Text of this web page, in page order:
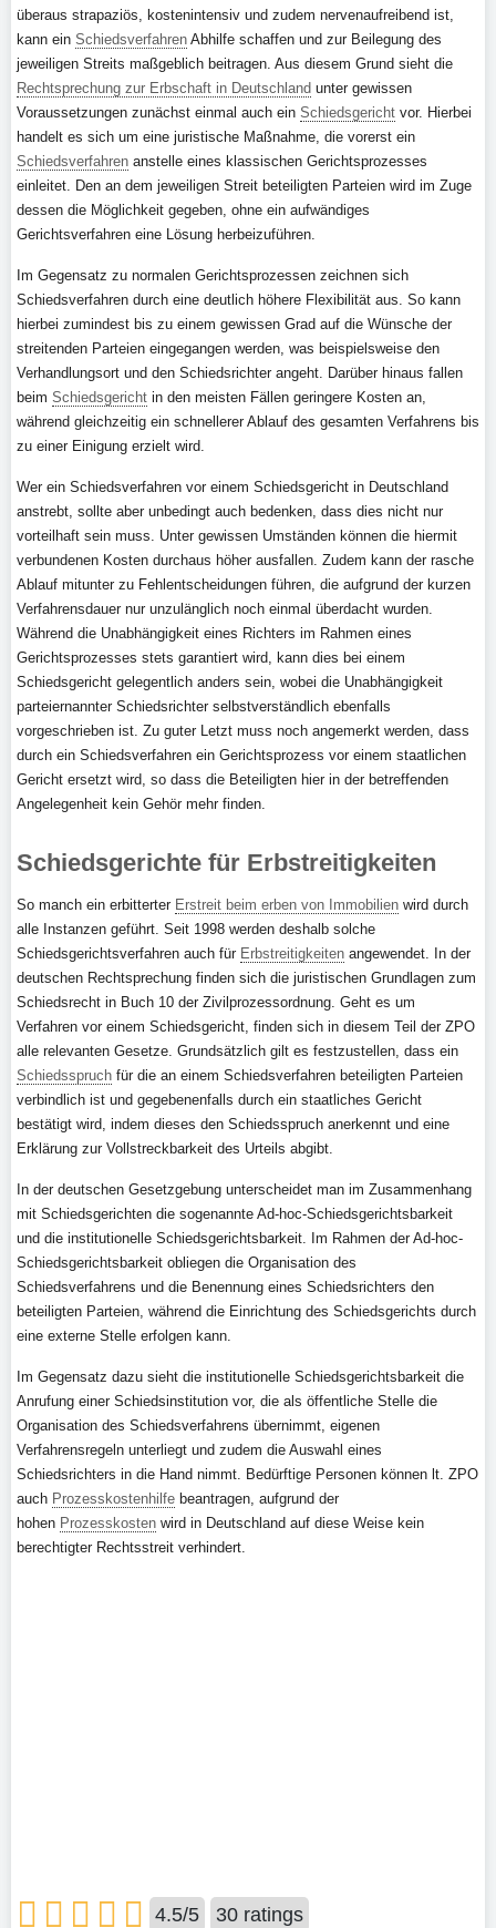
überaus strapaziös, kostenintensiv und zudem nervenaufreibend ist,
kann ein Schiedsverfahren Abhilfe schaffen und zur Beilegung des
jeweiligen Streits maßgeblich beitragen. Aus diesem Grund sieht die
Rechtsprechung zur Erbschaft in Deutschland unter gewissen
Voraussetzungen zunächst einmal auch ein Schiedsgericht vor. Hierbei
handelt es sich um eine juristische Maßnahme, die vorerst ein
Schiedsverfahren anstelle eines klassischen Gerichtsprozesses
einleitet. Den an dem jeweiligen Streit beteiligten Parteien wird im Zuge
dessen die Möglichkeit gegeben, ohne ein aufwändiges
Gerichtsverfahren eine Lösung herbeizuführen.
Im Gegensatz zu normalen Gerichtsprozessen zeichnen sich
Schiedsverfahren durch eine deutlich höhere Flexibilität aus. So kann
hierbei zumindest bis zu einem gewissen Grad auf die Wünsche der
streitenden Parteien eingegangen werden, was beispielsweise den
Verhandlungsort und den Schiedsrichter angeht. Darüber hinaus fallen
beim Schiedsgericht in den meisten Fällen geringere Kosten an,
während gleichzeitig ein schnellerer Ablauf des gesamten Verfahrens bis
zu einer Einigung erzielt wird.
Wer ein Schiedsverfahren vor einem Schiedsgericht in Deutschland
anstrebt, sollte aber unbedingt auch bedenken, dass dies nicht nur
vorteilhaft sein muss. Unter gewissen Umständen können die hiermit
verbundenen Kosten durchaus höher ausfallen. Zudem kann der rasche
Ablauf mitunter zu Fehlentscheidungen führen, die aufgrund der kurzen
Verfahrensdauer nur unzulänglich noch einmal überdacht wurden.
Während die Unabhängigkeit eines Richters im Rahmen eines
Gerichtsprozesses stets garantiert wird, kann dies bei einem
Schiedsgericht gelegentlich anders sein, wobei die Unabhängigkeit
parteiernannter Schiedsrichter selbstverständlich ebenfalls
vorgeschrieben ist. Zu guter Letzt muss noch angemerkt werden, dass
durch ein Schiedsverfahren ein Gerichtsprozess vor einem staatlichen
Gericht ersetzt wird, so dass die Beteiligten hier in der betreffenden
Angelegenheit kein Gehör mehr finden.
Schiedsgerichte für Erbstreitigkeiten
So manch ein erbitterter Erstreit beim erben von Immobilien wird durch
alle Instanzen geführt. Seit 1998 werden deshalb solche
Schiedsgerichtsverfahren auch für Erbstreitigkeiten angewendet. In der
deutschen Rechtsprechung finden sich die juristischen Grundlagen zum
Schiedsrecht in Buch 10 der Zivilprozessordnung. Geht es um
Verfahren vor einem Schiedsgericht, finden sich in diesem Teil der ZPO
alle relevanten Gesetze. Grundsätzlich gilt es festzustellen, dass ein
Schiedsspruch für die an einem Schiedsverfahren beteiligten Parteien
verbindlich ist und gegebenenfalls durch ein staatliches Gericht
bestätigt wird, indem dieses den Schiedsspruch anerkennt und eine
Erklärung zur Vollstreckbarkeit des Urteils abgibt.
In der deutschen Gesetzgebung unterscheidet man im Zusammenhang
mit Schiedsgerichten die sogenannte Ad-hoc-Schiedsgerichtsbarkeit
und die institutionelle Schiedsgerichtsbarkeit. Im Rahmen der Ad-hoc-
Schiedsgerichtsbarkeit obliegen die Organisation des
Schiedsverfahrens und die Benennung eines Schiedsrichters den
beteiligten Parteien, während die Einrichtung des Schiedsgerichts durch
eine externe Stelle erfolgen kann.
Im Gegensatz dazu sieht die institutionelle Schiedsgerichtsbarkeit die
Anrufung einer Schiedsinstitution vor, die als öffentliche Stelle die
Organisation des Schiedsverfahrens übernimmt, eigenen
Verfahrensregeln unterliegt und zudem die Auswahl eines
Schiedsrichters in die Hand nimmt. Bedürftige Personen können lt. ZPO
auch Prozesskostenhilfe beantragen, aufgrund der
hohen Prozesskosten wird in Deutschland auf diese Weise kein
berechtigter Rechtsstreit verhindert.
4.5/5 30 ratings